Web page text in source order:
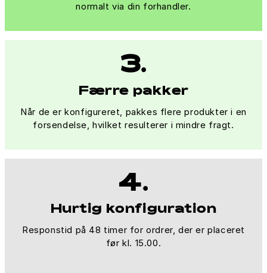
normalt via din forhandler.
3.
Færre pakker
Når de er konfigureret, pakkes flere produkter i en
forsendelse, hvilket resulterer i mindre fragt.
4.
Hurtig konfiguration
Responstid på 48 timer for ordrer, der er placeret
før kl. 15.00.